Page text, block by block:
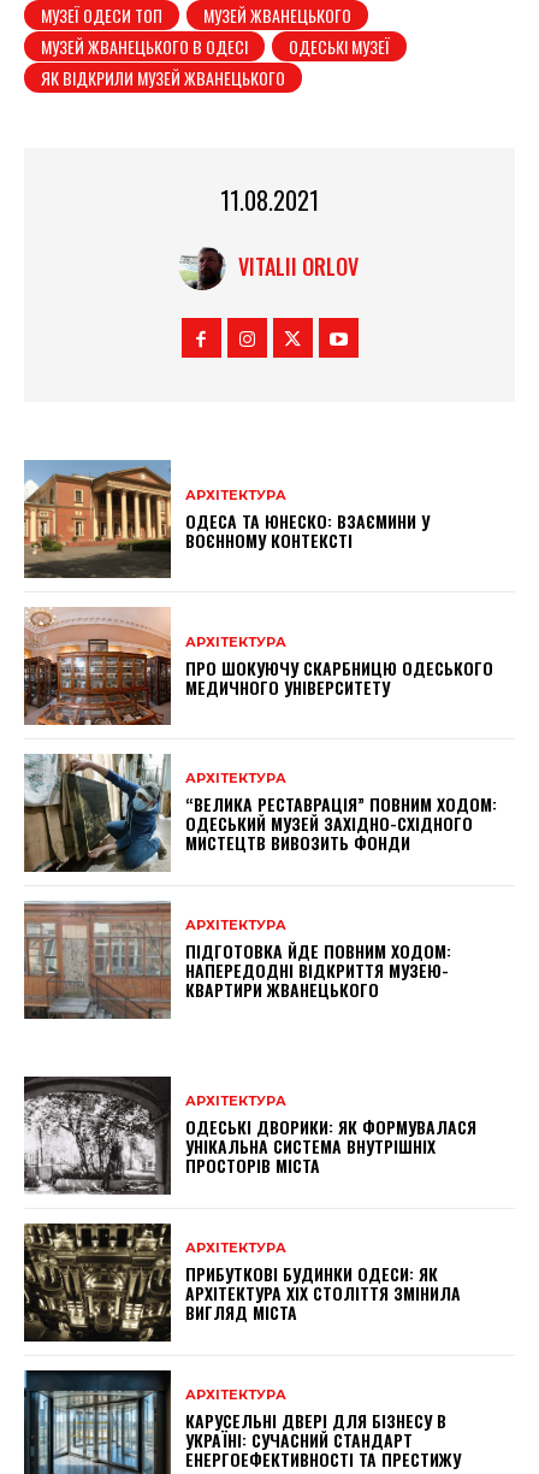
МУЗЕЇ ОДЕСИ ТОП
МУЗЕЙ ЖВАНЕЦЬКОГО
МУЗЕЙ ЖВАНЕЦЬКОГО В ОДЕСІ
ОДЕСЬКІ МУЗЕЇ
ЯК ВІДКРИЛИ МУЗЕЙ ЖВАНЕЦЬКОГО
11.08.2021
VITALII ORLOV
АРХІТЕКТУРА
ОДЕСА ТА ЮНЕСКО: ВЗАЄМИНИ У
ВОЄННОМУ КОНТЕКСТІ
АРХІТЕКТУРА
ПРО ШОКУЮЧУ СКАРБНИЦЮ ОДЕСЬКОГО
МЕДИЧНОГО УНІВЕРСИТЕТУ
АРХІТЕКТУРА
“ВЕЛИКА РЕСТАВРАЦІЯ” ПОВНИМ ХОДОМ:
ОДЕСЬКИЙ МУЗЕЙ ЗАХІДНО-СХІДНОГО
МИСТЕЦТВ ВИВОЗИТЬ ФОНДИ
АРХІТЕКТУРА
ПІДГОТОВКА ЙДЕ ПОВНИМ ХОДОМ:
НАПЕРЕДОДНІ ВІДКРИТТЯ МУЗЕЮ-
КВАРТИРИ ЖВАНЕЦЬКОГО
АРХІТЕКТУРА
ОДЕСЬКІ ДВОРИКИ: ЯК ФОРМУВАЛАСЯ
УНІКАЛЬНА СИСТЕМА ВНУТРІШНІХ
ПРОСТОРІВ МІСТА
АРХІТЕКТУРА
ПРИБУТКОВІ БУДИНКИ ОДЕСИ: ЯК
АРХІТЕКТУРА XIX СТОЛІТТЯ ЗМІНИЛА
ВИГЛЯД МІСТА
АРХІТЕКТУРА
КАРУСЕЛЬНІ ДВЕРІ ДЛЯ БІЗНЕСУ В
УКРАЇНІ: СУЧАСНИЙ СТАНДАРТ
ЕНЕРГОЕФЕКТИВНОСТІ ТА ПРЕСТИЖУ